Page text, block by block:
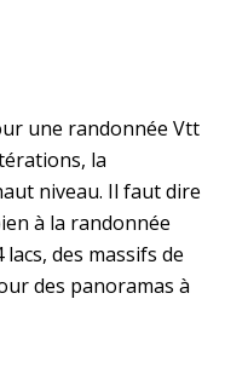
une randonnée Vtt
la
niveau. Il faut dire
à la randonnée
des massifs de
des panoramas à